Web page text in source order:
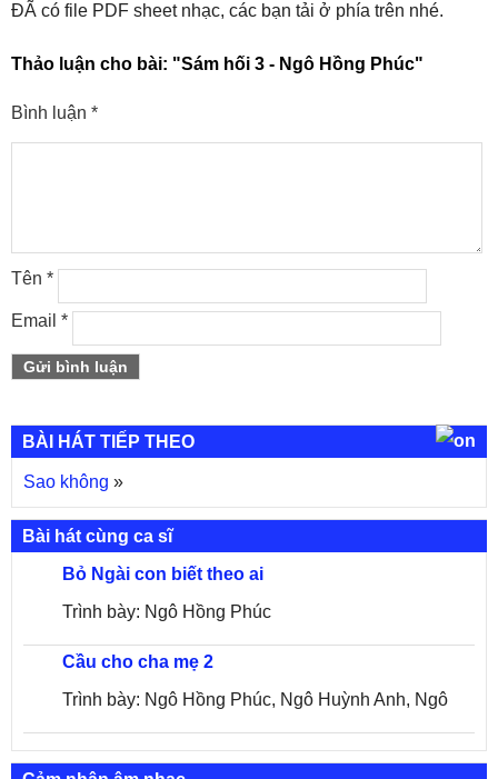
ĐÃ có file PDF sheet nhạc, các bạn tải ở phía trên nhé.
Thảo luận cho bài: "Sám hối 3 - Ngô Hồng Phúc"
Bình luận *
Tên *
Email *
BÀI HÁT TIẾP THEO
Sao không »
Bài hát cùng ca sĩ
Bỏ Ngài con biết theo ai
Trình bày: Ngô Hồng Phúc
Cầu cho cha mẹ 2
Trình bày: Ngô Hồng Phúc, Ngô Huỳnh Anh, Ngô
Quang Minh